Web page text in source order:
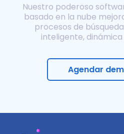
Nuestro poderoso
basado en la nube
procesos de
inteligente,
Agendar